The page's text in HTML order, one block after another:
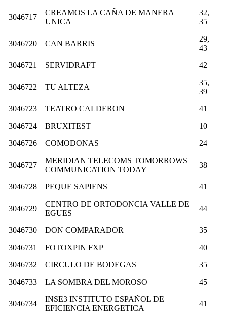
3046717
CREAMOS LA CAÑA DE MANERA
UNICA
32,
35
3046720 CAN BARRIS
29,
43
3046721
SERVIDRAFT 42
3046722 TU ALTEZA
35,
39
3046723
TEATRO CALDERON
41
3046724
BRUXITEST
10
3046726
COMODONAS 24
3046727
MERIDIAN TELECOMS TOMORROWS
COMMUNICATION TODAY
38
3046728 PEQUE SAPIENS 41
3046729
CENTRO DE ORTODONCIA VALLE DE
EGUES
44
3046730 DON COMPARADOR
35
3046731
FOTOXPIN FXP
40
3046732
CIRCULO DE BODEGAS
35
3046733
LA SOMBRA DEL MOROSO 45
3046734
INSE3 INSTITUTO ESPAÑOL DE
EFICIENCIA ENERGETICA
41